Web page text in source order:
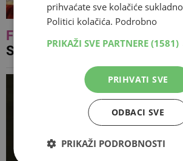
FOTO
Bogatstvo različitosti na
Susretima prijateljstva u
prihvaćate sve kolačiće
Politici kolačića. Podrobno
PRIKAŽI SVE PARTNERE (1581)
PRIHVATI SVE
ODBACI SVE
PRIKAŽI PODROBNOSTI